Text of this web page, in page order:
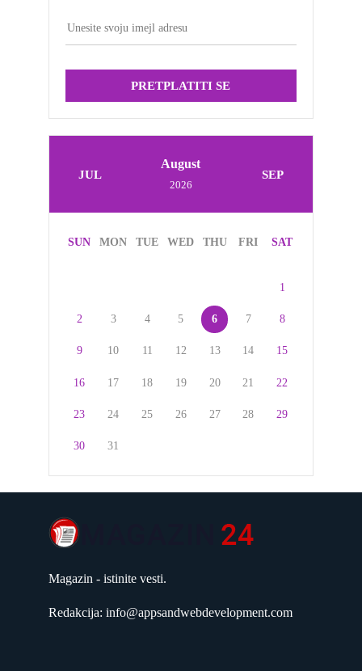
PRETPLATITI SE
JUL
August
2026
SEP
SUN MON TUE WED THU FRI SAT
1
2 3 4 5 6 7 8
9 10 11 12 13 14 15
16 17 18 19 20 21 22
23 24 25 26 27 28 29
30 31
Magazin - istinite vesti.
Redakcija: info@appsandwebdevelopment.com